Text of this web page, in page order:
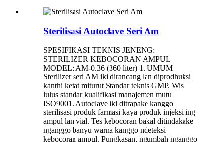
Sterilisasi Autoclave Seri Am
SPESIFIKASI TEKNIS JENENG:
STERILIZER KEBOCORAN AMPUL
MODEL: AM-0.36 (360 liter) 1. UMUM
Sterilizer seri AM iki dirancang lan diprodhuksi
kanthi ketat miturut Standar teknis GMP. Wis
lulus standar kualifikasi manajemen mutu
ISO9001. Autoclave iki ditrapake kanggo
sterilisasi produk farmasi kaya produk injeksi ing
ampul lan vial. Tes kebocoran bakal ditindakake
nganggo banyu warna kanggo ndeteksi
kebocoran ampul. Pungkasan, ngumbah nganggo